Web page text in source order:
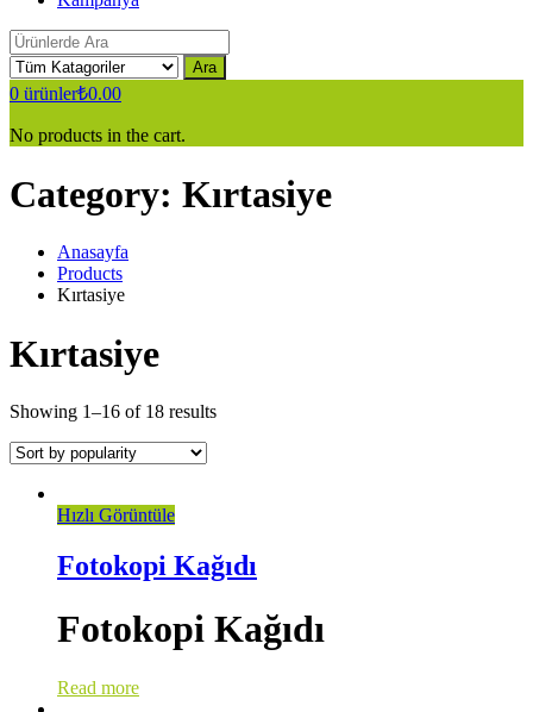
Ara
0 ürünler₺0.00
No products in the cart.
Category: Kırtasiye
Anasayfa
Products
Kırtasiye
Kırtasiye
Showing 1–16 of 18 results
Hızlı Görüntüle
Fotokopi Kağıdı
Fotokopi Kağıdı
Read more